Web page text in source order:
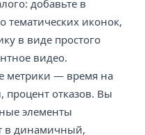
добавьте в
тематических иконок,
в виде простого
видео.
метрики — время на
процент отказов. Вы
элементы
в динамичный,